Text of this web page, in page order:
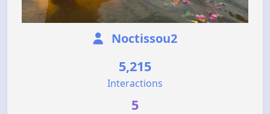
Noctissou2
5,215
Interactions
5